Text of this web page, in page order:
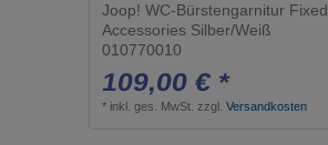
Joop! WC-Bürstengarnitur Fixed
Accessories Silber/Weiß
010770010
109,00 € *
* inkl. ges. MwSt. zzgl.Versandkosten